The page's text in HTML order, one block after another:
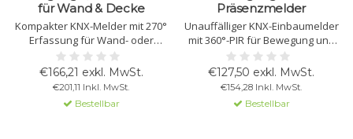
für Wand & Decke
Kompakter KNX-Melder mit 270°
Erfassung für Wand- oder
Deckenmontage. Für Bewegung,
Präsenz, Konstantlichtregelung
und Dämmerung. Mit 6 Kanälen,
Master/Slave sowie Licht- und
Temperatursensor.
€166,21 exkl. MwSt.
€201,11 Inkl. MwSt.
Bestellbar
Präsenzmelder
Unauffälliger KNX-Einbaumelder
mit 360°-PIR für Bewegung und
Präsenz. Mit Helligkeits- und
Temperatursensor,
Konstantlichtregelung, 6 Kanälen
und Master/Slave. Optimal für
Licht- und HVAC-Steuerung.
€127,50 exkl. MwSt.
€154,28 Inkl. MwSt.
Bestellbar